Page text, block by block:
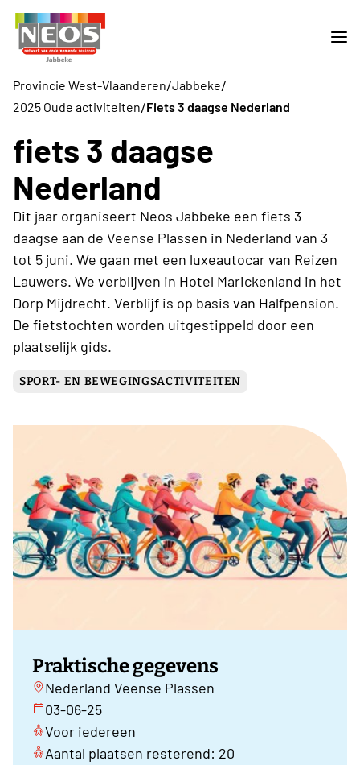
Provincie West-Vlaanderen/Jabbeke/
2025 Oude activiteiten/Fiets 3 daagse Nederland
fiets 3 daagse
Nederland
Dit jaar organiseert Neos Jabbeke een fiets 3
daagse aan de Veense Plassen in Nederland van 3
tot 5 juni. We gaan met een luxeautocar van Reizen
Lauwers. We verblijven in Hotel Marickenland in het
Dorp Mijdrecht. Verblijf is op basis van Halfpension.
De fietstochten worden uitgestippeld door een
plaatselijk gids.
SPORT- EN BEWEGINGSACTIVITEITEN
Praktische gegevens
Nederland Veense Plassen
03-06-25
Voor iedereen
Aantal plaatsen resterend: 20